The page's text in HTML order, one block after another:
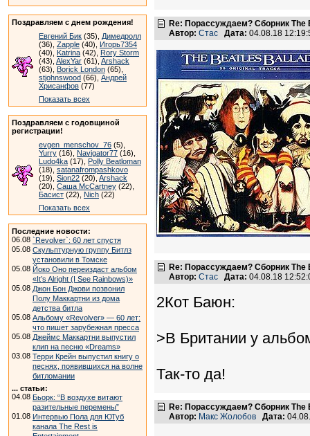
Поздравляем с днем рождения!
Евгений Бик (35), Димедролл
(36), Zapple (40), Игорь7354
(40), Katrina (42), Rory Storm
(43), AlexYar (61), Arshack
(63), Borick London (65),
stjohnswood (66), Андрей
Хрисанфов (77)
Показать всех
Поздравляем с годовщиной
регистрации!
evgen_menschov_76 (5),
Yurry (16), Navigator77 (16),
Ludo4ka (17), Polly Beatloman
(18), satanafrompashkovo
(19), Sion22 (20), Arshack
(20), Саша McCartney (22),
Басист (22), Nich (22)
Показать всех
Последние новости:
06.08 `Revolver`: 60 лет спустя
05.08 Скульптурную группу Битлз
установили в Томске
05.08 Йоко Оно переиздаст альбом
«It’s Alright (I See Rainbows)»
05.08 Джон Бон Джови позвонил
Полу Маккартни из дома
детства битла
05.08 Альбому «Revolver» — 60 лет:
что пишет зарубежная пресса
05.08 Джеймс Маккартни выпустил
клип на песню «Dreams»
03.08 Терри Крейн выпустил книгу о
песнях, появившихся на волне
битломании
... статьи:
04.08 Бьорк: “В воздухе витают
разительные перемены”
01.08 Интервью Пола для ЮТуб
канала The Rest is
Re: Порассуждаем? Сборник The
Автор: Стас Дата: 04.08.18
Re: Порассуждаем? Сборник The
Автор: Стас Дата: 04.08.18
2Кот Баюн:
>В Британии у
Так-то да!
Re: Порассуждаем? Сборник The
Автор: Макс Жолобов Дата: